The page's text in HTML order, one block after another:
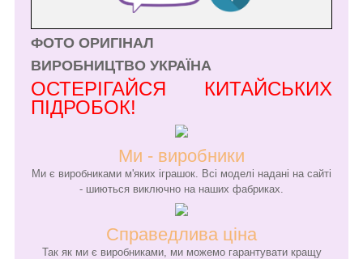
ФОТО ОРИГІНАЛ
ВИРОБНИЦТВО УКРАЇНА
ОСТЕРІГАЙСЯ КИТАЙСЬКИХ
ПІДРОБОК!
Ми - виробники
Ми є виробниками м'яких іграшок. Всі моделі надані на сайті
- шиються виключно на наших фабриках.
Справедлива ціна
Так як ми є виробниками, ми можемо гарантувати кращу